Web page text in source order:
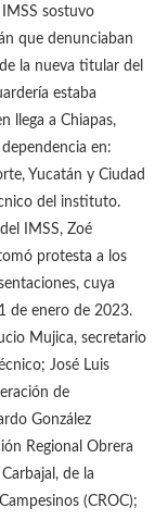
sostuvo
que denunciaban
la nueva titular del
estaba
llega a Chiapas,
en:
Yucatán y Ciudad
del instituto.
IMSS, Zoé
protesta a los
cuya
de enero de 2023.
Mujica, secretario
José Luis
de
González
Regional Obrera
de la
(CROC);